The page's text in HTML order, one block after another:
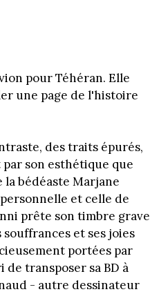
pour Téhéran. Elle
une page de l'histoire
des traits épurés,
son esthétique que
bédéaste Marjane
et celle de
prête son timbre grave
et ses joies
portées par
transposer sa BD à
- autre dessinateur